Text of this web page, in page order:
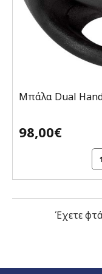
Μπάλα Dual
98,00€
Έχετε